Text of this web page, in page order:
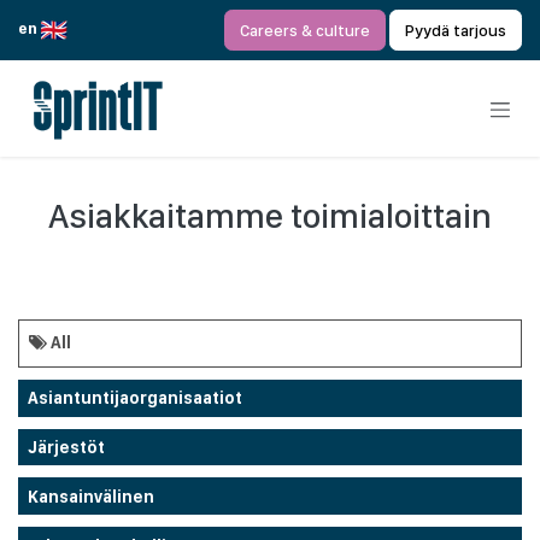
en
Careers & culture Pyydä tarjous
Asiakkaitamme toimialoittain
All
Asiantuntijaorganisaatiot
Järjestöt
Kansainvälinen